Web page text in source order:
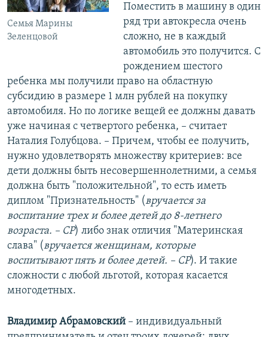
Семья Марины
Зеленцовой
Поместить в машину в один
ряд три автокресла очень
сложно, не в каждый
автомобиль это получится. С
рождением шестого
ребенка мы получили право на областную
субсидию в размере 1 млн рублей на покупку
автомобиля. Но по логике вещей ее должны давать
уже начиная с четвертого ребенка, – считает
Наталия Голубцова. – Причем, чтобы ее получить,
нужно удовлетворять множеству критериев: все
дети должны быть несовершеннолетними, а семья
должна быть "положительной", то есть иметь
диплом "Признательность" (вручается за
воспитание трех и более детей до 8-летнего
возраста. – СР) либо знак отличия "Материнская
слава" (вручается женщинам, которые
воспитывают пять и более детей. – СР). И такие
сложности с любой льготой, которая касается
многодетных.
Владимир Абрамовский – индивидуальный